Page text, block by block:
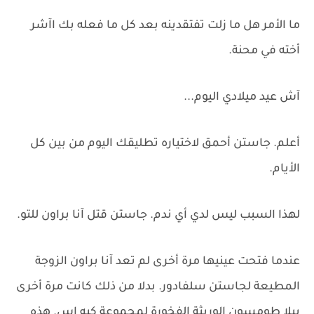
ما الأمر هل ما زلت تفتقدينه بعد كل ما فعله بك اآشر
أخته في محنة.
آش عيد ميلادي اليوم...
أعلم. جاستن أحمق لاختياره تطليقك اليوم من بين كل
الأيام.
لهذا السبب ليس لدي أي ندم. جاستن قتل آنا براون للتو.
عندما فتحت عينيها مرة أخرى لم تعد آنا براون الزوجة
المطيعة لجاستن سلفادور. بدلا من ذلك كانت مرة أخرى